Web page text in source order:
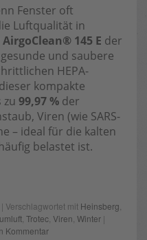
Fenster oft
Luftqualität in
AirgoClean® 145 E der
und saubere
HEPA-
kompakte
zu 99,97 % der
Viren (wie SARS-
– ideal für die kalten
belastet ist.
| Verschlagwortet mit Heinsberg
Trotec Viren Winter |
Kommentar